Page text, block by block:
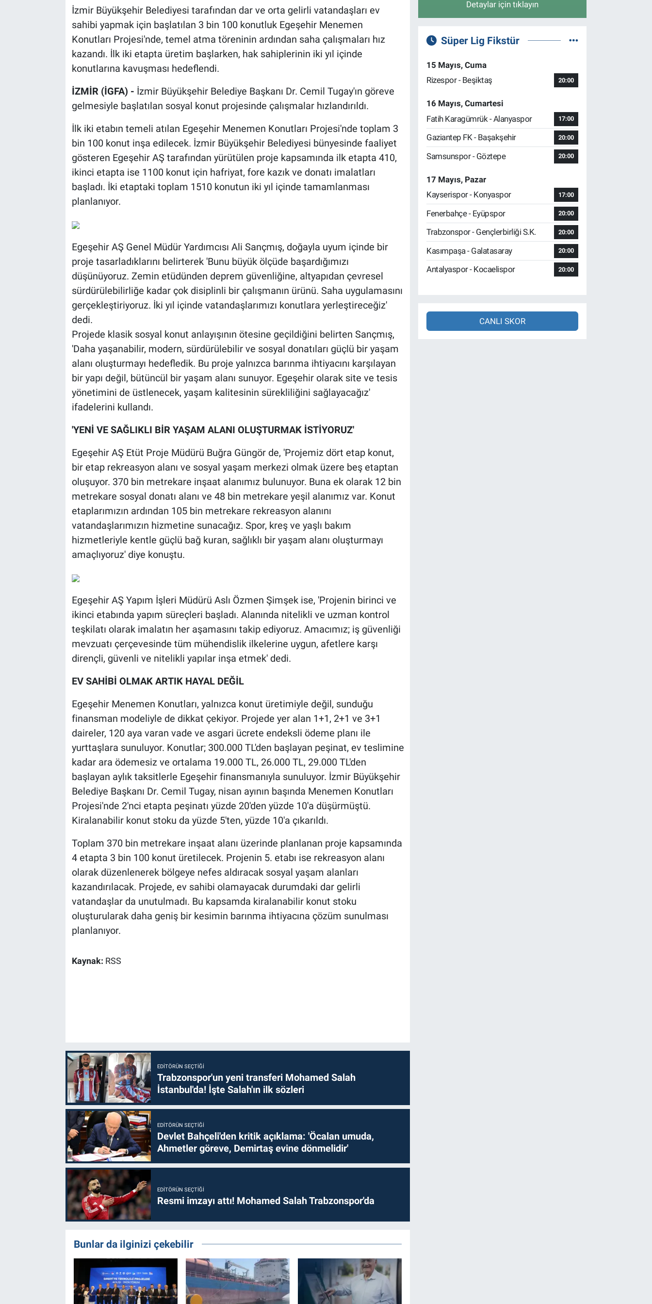
İzmir Büyükşehir Belediyesi tarafından dar ve orta gelirli vatandaşları ev
sahibi yapmak için başlatılan 3 bin 100 konutluk Egeşehir Menemen
Konutları Projesi'nde, temel atma töreninin ardından saha çalışmaları hız
kazandı. İlk iki etapta üretim başlarken, hak sahiplerinin iki yıl içinde
konutlarına kavuşması hedeflendi.
İZMİR (İGFA) - İzmir Büyükşehir Belediye Başkanı Dr. Cemil Tugay'ın göreve
gelmesiyle başlatılan sosyal konut projesinde çalışmalar hızlandırıldı.
İlk iki etabın temeli atılan Egeşehir Menemen Konutları Projesi'nde toplam 3
bin 100 konut inşa edilecek. İzmir Büyükşehir Belediyesi bünyesinde faaliyet
gösteren Egeşehir AŞ tarafından yürütülen proje kapsamında ilk etapta 410,
ikinci etapta ise 1100 konut için hafriyat, fore kazık ve donatı imalatları
başladı. İki etaptaki toplam 1510 konutun iki yıl içinde tamamlanması
planlanıyor.
Egeşehir AŞ Genel Müdür Yardımcısı Ali Sançmış, doğayla uyum içinde bir
proje tasarladıklarını belirterek 'Bunu büyük ölçüde başardığımızı
düşünüyoruz. Zemin etüdünden deprem güvenliğine, altyapıdan çevresel
sürdürülebilirliğe kadar çok disiplinli bir çalışmanın ürünü. Saha uygulamasını
gerçekleştiriyoruz. İki yıl içinde vatandaşlarımızı konutlara yerleştireceğiz'
dedi.
Projede klasik sosyal konut anlayışının ötesine geçildiğini belirten Sançmış,
'Daha yaşanabilir, modern, sürdürülebilir ve sosyal donatıları güçlü bir yaşam
alanı oluşturmayı hedefledik. Bu proje yalnızca barınma ihtiyacını karşılayan
bir yapı değil, bütüncül bir yaşam alanı sunuyor. Egeşehir olarak site ve tesis
yönetimini de üstlenecek, yaşam kalitesinin sürekliliğini sağlayacağız'
ifadelerini kullandı.
'YENİ VE SAĞLIKLI BİR YAŞAM ALANI OLUŞTURMAK İSTİYORUZ'
Egeşehir AŞ Etüt Proje Müdürü Buğra Güngör de, 'Projemiz dört etap konut,
bir etap rekreasyon alanı ve sosyal yaşam merkezi olmak üzere beş etaptan
oluşuyor. 370 bin metrekare inşaat alanımız bulunuyor. Buna ek olarak 12 bin
metrekare sosyal donatı alanı ve 48 bin metrekare yeşil alanımız var. Konut
etaplarımızın ardından 105 bin metrekare rekreasyon alanını
vatandaşlarımızın hizmetine sunacağız. Spor, kreş ve yaşlı bakım
hizmetleriyle kentle güçlü bağ kuran, sağlıklı bir yaşam alanı oluşturmayı
amaçlıyoruz' diye konuştu.
Egeşehir AŞ Yapım İşleri Müdürü Aslı Özmen Şimşek ise, 'Projenin birinci ve
ikinci etabında yapım süreçleri başladı. Alanında nitelikli ve uzman kontrol
teşkilatı olarak imalatın her aşamasını takip ediyoruz. Amacımız; iş güvenliği
mevzuatı çerçevesinde tüm mühendislik ilkelerine uygun, afetlere karşı
dirençli, güvenli ve nitelikli yapılar inşa etmek' dedi.
EV SAHİBİ OLMAK ARTIK HAYAL DEĞİL
Egeşehir Menemen Konutları, yalnızca konut üretimiyle değil, sunduğu
finansman modeliyle de dikkat çekiyor. Projede yer alan 1+1, 2+1 ve 3+1
daireler, 120 aya varan vade ve asgari ücrete endeksli ödeme planı ile
yurttaşlara sunuluyor. Konutlar; 300.000 TL'den başlayan peşinat, ev teslimine
kadar ara ödemesiz ve ortalama 19.000 TL, 26.000 TL, 29.000 TL'den
başlayan aylık taksitlerle Egeşehir finansmanıyla sunuluyor. İzmir Büyükşehir
Belediye Başkanı Dr. Cemil Tugay, nisan ayının başında Menemen Konutları
Projesi'nde 2'nci etapta peşinatı yüzde 20'den yüzde 10'a düşürmüştü.
Kiralanabilir konut stoku da yüzde 5'ten, yüzde 10'a çıkarıldı.
Toplam 370 bin metrekare inşaat alanı üzerinde planlanan proje kapsamında
4 etapta 3 bin 100 konut üretilecek. Projenin 5. etabı ise rekreasyon alanı
olarak düzenlenerek bölgeye nefes aldıracak sosyal yaşam alanları
kazandırılacak. Projede, ev sahibi olamayacak durumdaki dar gelirli
vatandaşlar da unutulmadı. Bu kapsamda kiralanabilir konut stoku
oluşturularak daha geniş bir kesimin barınma ihtiyacına çözüm sunulması
planlanıyor.
Kaynak: RSS
EDITÖRÜN SEÇTIĞI
Trabzonspor'un yeni transferi Mohamed Salah
İstanbul'da! İşte Salah'ın ilk sözleri
EDITÖRÜN SEÇTIĞI
Devlet Bahçeli'den kritik açıklama: 'Öcalan umuda,
Ahmetler göreve, Demirtaş evine dönmelidir'
EDITÖRÜN SEÇTIĞI
Resmi imzayı attı! Mohamed Salah Trabzonspor'da
Bunlar da ilginizi çekebilir
Detaylar için tıklayın
Süper Lig Fikstür
15 Mayıs, Cuma
Rizespor - Beşiktaş
20:00
16 Mayıs, Cumartesi
Fatih Karagümrük - Alanyaspor
17:00
Gaziantep FK - Başakşehir 20:00
Samsunspor - Göztepe 20:00
17 Mayıs, Pazar
Kayserispor - Konyaspor
17:00
Fenerbahçe - Eyüpspor 20:00
Trabzonspor - Gençlerbirliği S.K. 20:00
Kasımpaşa - Galatasaray 20:00
Antalyaspor - Kocaelispor 20:00
CANLI SKOR